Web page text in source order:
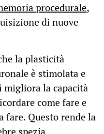
procedurale,
di nuove
la plasticità
è stimolata e
migliora la capacità
come fare e
fare. Questo rende la
spezia